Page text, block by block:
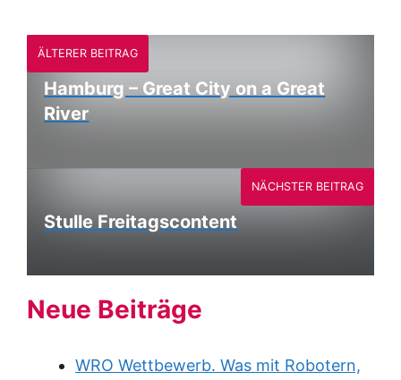
ÄLTERER BEITRAG
Hamburg – Great City on a Great
River
Stulle Freitagscontent
NÄCHSTER BEITRAG
Neue Beiträge
WRO Wettbewerb. Was mit Robotern,